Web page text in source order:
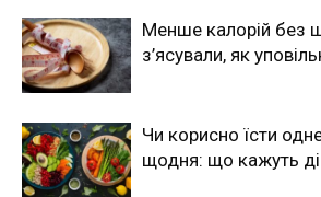
Менше калорій без
з’ясували, як
Чи корисно їсти
щодня: що кажуть